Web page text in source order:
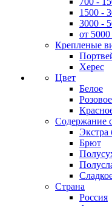
1500 -
3000 -
от 5000
Крепленые
Херес
Цвет
Белое
Розовое
Содержание
Экстра
Брют
Страна
Россия